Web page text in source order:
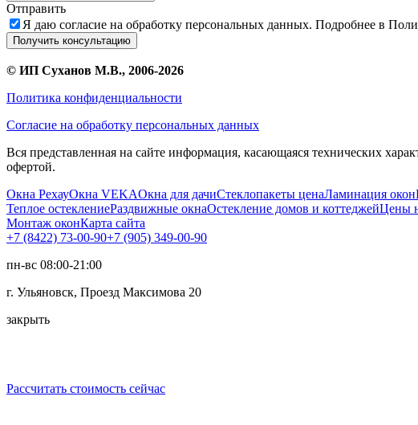
Отправить
Я даю согласие на обработку персональных данных. Подробнее в
Получить консультацию
© ИП Суханов М.В., 2006-2026
Политика конфиденциальности
Согласие на обработку персональных данных
Вся представленная на сайте информация, касающаяся технических
офертой.
Окна РехауОкна VEKAОкна для дачиСтеклопакеты ценаЛаминация окон
Теплое остеклениеРаздвижные окнаОстекление домов и коттеджейЦены
Монтаж оконКарта сайта
+7 (8422) 73-00-90+7 (905) 349-00-90
пн-вс 08:00-21:00
г. Ульяновск, Проезд Максимова 20
закрыть
Рассчитать стоимость сейчас